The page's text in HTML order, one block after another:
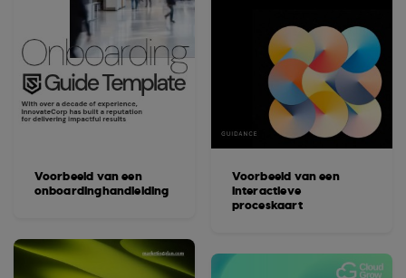
Voorbeeld van een
onboardinghandleiding
Voorbeeld van een
interactieve
proceskaart